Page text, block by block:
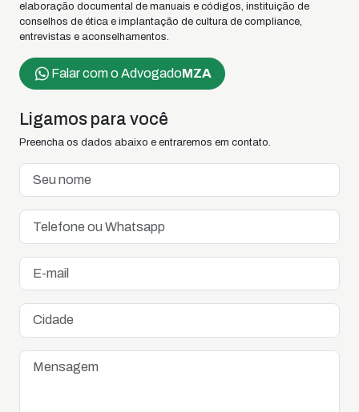
elaboração documental de manuais e códigos, instituição de
conselhos de ética e implantação de cultura de compliance,
entrevistas e aconselhamentos.
Falar com o AdvogadoMZA
Ligamos para você
Preencha os dados abaixo e entraremos em contato.